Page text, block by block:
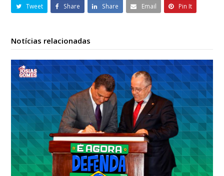
Tweet Share Share Email Pin It
Notícias relacionadas